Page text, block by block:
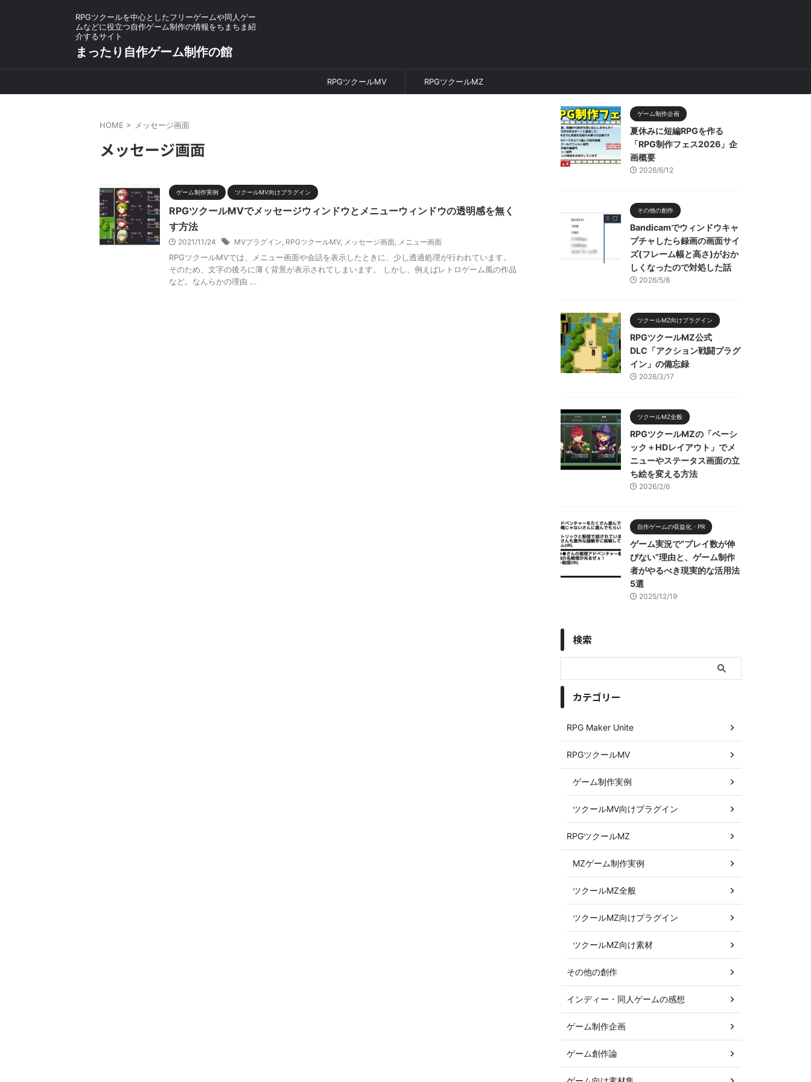
RPGツクールを中心としたフリーゲームや同人ゲー
ムなどに役立つ自作ゲーム制作の情報をちまちま紹
介するサイト
まったり自作ゲーム制作の館
RPGツクールMV RPGツクールMZ
HOME > メッセージ画面
メッセージ画面
ゲーム制作実例 ツクールMV向けプラグイン
RPGツクールMVでメッセージウィンドウとメニューウィンドウの透明感を無く
す方法
2021/11/24 MVプラグイン, RPGツクールMV, メッセージ画面, メニュー画面
RPGツクールMVでは、メニュー画面や会話を表示したときに、少し透過処理が行われています。
そのため、文字の後ろに薄く背景が表示されてしまいます。 しかし、例えばレトロゲーム風の作品
など。なんらかの理由 ...
ゲーム制作企画
夏休みに短編RPGを作る
「RPG制作フェス2026」企
画概要
2026/6/12
その他の創作
Bandicamでウィンドウキャ
プチャしたら録画の画面サイ
ズ(フレーム幅と高さ)がおか
しくなったので対処した話
2026/5/8
ツクールMZ向けプラグイン
RPGツクールMZ公式
DLC「アクション戦闘プラグ
イン」の備忘録
2026/3/17
ツクールMZ全般
RPGツクールMZの「ベーシ
ック＋HDレイアウト」でメ
ニューやステータス画面の立
ち絵を変える方法
2026/2/6
自作ゲームの収益化・PR
ゲーム実況で“プレイ数が伸
びない”理由と、ゲーム制作
者がやるべき現実的な活用法
5選
2025/12/19
検索
カテゴリー
RPG Maker Unite
RPGツクールMV
ゲーム制作実例
ツクールMV向けプラグイン
RPGツクールMZ
MZゲーム制作実例
ツクールMZ全般
ツクールMZ向けプラグイン
ツクールMZ向け素材
その他の創作
インディー・同人ゲームの感想
ゲーム制作企画
ゲーム創作論